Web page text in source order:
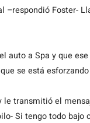
–respondió Foster-
auto a Spa y que
se está
le transmitió el
Si tengo todo bajo